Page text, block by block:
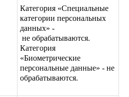
Категория «Специальные
категории персональных
данных» -
не обрабатываются.
Категория
«Биометрические
персональные данные» - не
обрабатываются.